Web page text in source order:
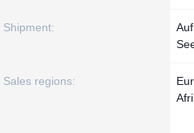
Shipment:
Sales regions: